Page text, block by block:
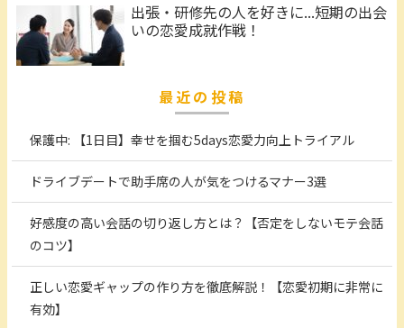
出張・研修先の人を好きに...短期の出会
いの恋愛成就作戦！
最近の投稿
保護中: 【1日目】幸せを掴む5days恋愛力向上トライアル
ドライブデートで助手席の人が気をつけるマナー3選
好感度の高い会話の切り返し方とは？【否定をしないモテ会話
のコツ】
正しい恋愛ギャップの作り方を徹底解説！【恋愛初期に非常に
有効】